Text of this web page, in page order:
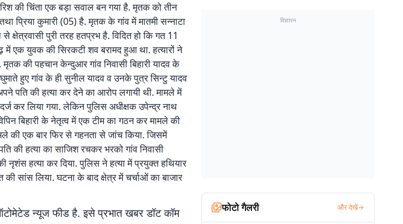
की चिंता एक बड़ा सवाल बन गया है. मृतक को तीन
प्रिया कुमारी (05) है. मृतक के गांव में मातमी सन्नाटा
क्षेत्रवासी पुरी तरह हतप्रभ है. विदित हो कि गत 11
में एक युवक की सिरकटी शव बरामद हुआ था. हत्यारों ने
की पहचान केन्दुआर गांव निवासी बिहारी यादव के
हुए गांव के ही सुनील यादव व उनके पुत्र सिन्टु यादव
पति की हत्या कर देने का आरोप लगायी थी. मामले में
कर लिया गया. लेकिन पुलिस अधीक्षक उपेन्द्र नाथ
बिहारी के नेतृत्व में एक टीम का गठन कर मामले की
की एक बार फिर से गहनता से जांच किया. जिसमें
की हत्या का साजिश रचकर भरको गांव निवासी
नृशंस हत्या कर दिया. पुलिस ने हत्या में प्रयुक्त हथियार
की सांस लिया. घटना के बाद क्षेत्र में चर्चाओं का बाजार
न्यूज फीड है. इसे प्रभात खबर डॉट कॉम
विज्ञापन
फोटो गैलरी और देखें